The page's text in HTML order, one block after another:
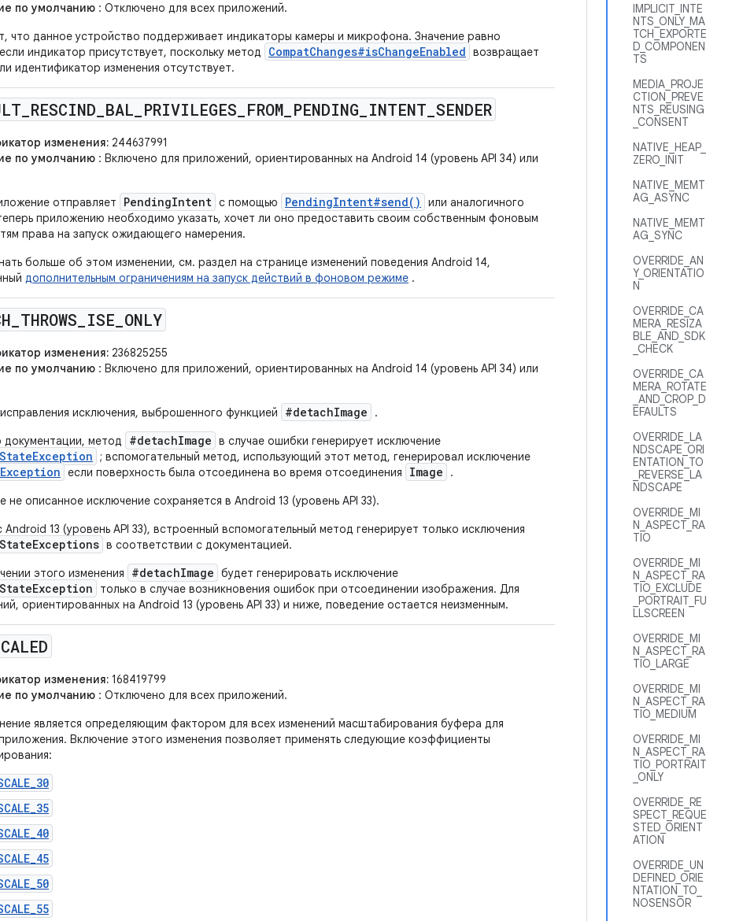
IMPLICIT_INTE
NTS_ONLY_MA
TCH_EXPORTE
D_COMPONEN
TS
MEDIA_PROJE
CTION_PREVE
NTS_REUSING
_CONSENT
NATIVE_HEAP_
ZERO_INIT
NATIVE_MEMT
AG_ASYNC
NATIVE_MEMT
AG_SYNC
OVERRIDE_AN
Y_ORIENTATIO
N
OVERRIDE_CA
MERA_RESIZA
BLE_AND_SDK
_CHECK
OVERRIDE_CA
MERA_ROTATE
_AND_CROP_D
EFAULTS
OVERRIDE_LA
NDSCAPE_ORI
ENTATION_TO
_REVERSE_LA
NDSCAPE
OVERRIDE_MI
N_ASPECT_RA
TIO
OVERRIDE_MI
N_ASPECT_RA
TIO_EXCLUDE
_PORTRAIT_FU
LLSCREEN
OVERRIDE_MI
N_ASPECT_RA
TIO_LARGE
OVERRIDE_MI
N_ASPECT_RA
TIO_MEDIUM
OVERRIDE_MI
N_ASPECT_RA
TIO_PORTRAIT
_ONLY
OVERRIDE_RE
SPECT_REQUE
STED_ORIENT
ATION
OVERRIDE_UN
DEFINED_ORIE
NTATION_TO_
NOSENSOR
по умолчанию : Отключено для всех приложений.
что данное устройство поддерживает индикаторы камеры и микрофона. Значение равно
индикатор присутствует, поскольку метод CompatChanges#isChangeEnabled возвращает
идентификатор изменения отсутствует.
RESCIND BAL PRIVILEGES FROM PENDING INTENT SENDER
изменения: 244637991
по умолчанию : Включено для приложений, ориентированных на Android 14 (уровень API 34) или
отправляет
PendingIntent с помощью PendingIntent#send()
или аналогичного
приложению необходимо указать, хочет ли оно предоставить своим собственным фоновым
права на запуск ожидающего намерения.
больше об этом изменении, см. раздел на странице изменений поведения Android 14,
дополнительным ограничениям на запуск действий в фоновом режиме .
THROWS ISE ONLY
изменения: 236825255
по умолчанию : Включено для приложений, ориентированных на Android 14 (уровень API 34) или
исключения, выброшенного функцией
#detachImage
.
документации, метод
#detachImage в случае ошибки генерирует исключение
; вспомогательный метод, использующий этот метод, генерировал исключение
если поверхность была отсоединена во время отсоединения Image
.
не описанное исключение сохраняется в Android 13 (уровень API 33).
Android 13 (уровень API 33), встроенный вспомогательный метод генерирует только исключения
в соответствии с документацией.
этого изменения
#detachImage будет генерировать исключение
только в случае возникновения ошибок при отсоединении изображения. Для
ориентированных на Android 13 (уровень API 33) и ниже, поведение остается неизменным.
изменения: 168419799
по умолчанию : Отключено для всех приложений.
является определяющим фактором для всех изменений масштабирования буфера для
Включение этого изменения позволяет применять следующие коэффициенты